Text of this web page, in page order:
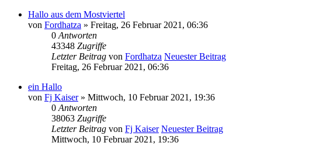
Hallo aus dem Mostviertel
von Fordhatza » Freitag, 26 Februar 2021, 06:36
0 Antworten
43348 Zugriffe
Letzter Beitrag von Fordhatza Neuester Beitrag
Freitag, 26 Februar 2021, 06:36
ein Hallo
von Fj Kaiser» Mittwoch, 10 Februar 2021, 19:36
0 Antworten
38063 Zugriffe
Letzter Beitrag von Fj Kaiser Neuester Beitrag
Mittwoch, 10 Februar 2021, 19:36